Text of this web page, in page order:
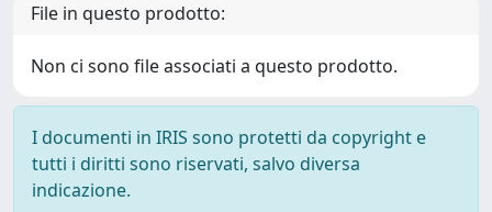
File in questo prodotto:
Non ci sono file associati a questo prodotto.
I documenti in IRIS sono protetti da copyright e
tutti i diritti sono riservati, salvo diversa
indicazione.